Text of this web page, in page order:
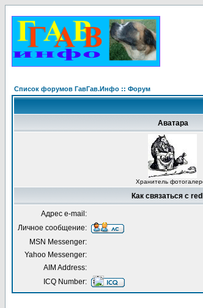
Список форумов ГавГав.Инфо :: Форум
Аватара
Хранитель
Как связаться с
Адрес e-mail:
Личное сообщение:
MSN Messenger:
Yahoo Messenger:
AIM Address:
ICQ Number: